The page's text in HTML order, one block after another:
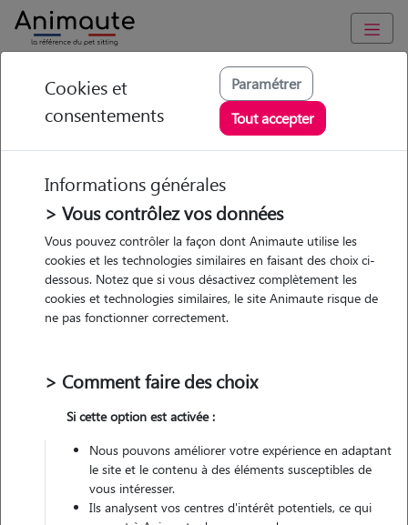
Animaute Centre-Val-de-Loire Loiret /Pithiviers
Kenza - Petsitter à
ESCRENNES
• 22 ans
Véhiculé
Contacter
L'envoi d'une demande est sans engagement
Cookies et
consentements
Paramétrer
Tout accepter
Informations générales
> Vous contrôlez vos données
Vous pouvez contrôler la façon dont Animaute utilise les
cookies et les technologies similaires en faisant des choix ci-
dessous. Notez que si vous désactivez complètement les
cookies et technologies similaires, le site Animaute risque de
ne pas fonctionner correctement.
> Comment faire des choix
Si cette option est activée :
Nous pouvons améliorer votre expérience en adaptant
le site et le contenu à des éléments susceptibles de
vous intéresser.
Ils analysent vos centres d'intérêt potentiels, ce qui